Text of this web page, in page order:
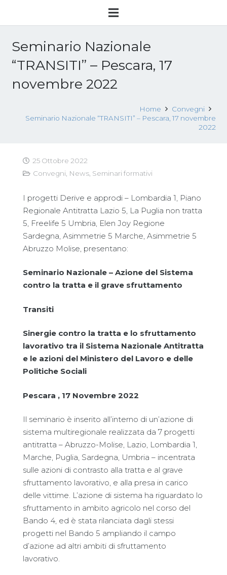
Seminario Nazionale
“TRANSITI” – Pescara, 17
novembre 2022
Home
Convegni
Seminario Nazionale “TRANSITI” – Pescara, 17 novembre
2022
25 Ottobre 2022
Convegni News Seminari formativi
I progetti Derive e approdi – Lombardia 1, Piano
Regionale Antitratta Lazio 5, La Puglia non tratta
5, Freelife 5 Umbria, Elen Joy Regione
Sardegna, Asimmetrie 5 Marche, Asimmetrie 5
Abruzzo Molise, presentano:
Seminario Nazionale – Azione del Sistema
contro la tratta e il grave sfruttamento
Transiti
Sinergie contro la tratta e lo sfruttamento
lavorativo tra il Sistema Nazionale Antitratta
e le azioni del Ministero del Lavoro e delle
Politiche Sociali
Pescara , 17 Novembre 2022
Il seminario è inserito all’interno di un’azione di
sistema multiregionale realizzata da 7 progetti
antitratta – Abruzzo-Molise, Lazio, Lombardia 1,
Marche, Puglia, Sardegna, Umbria – incentrata
sulle azioni di contrasto alla tratta e al grave
sfruttamento lavorativo, e alla presa in carico
delle vittime. L’azione di sistema ha riguardato lo
sfruttamento in ambito agricolo nel corso del
Bando 4, ed è stata rilanciata dagli stessi
progetti nel Bando 5 ampliando il campo
d’azione ad altri ambiti di sfruttamento
lavorativo.